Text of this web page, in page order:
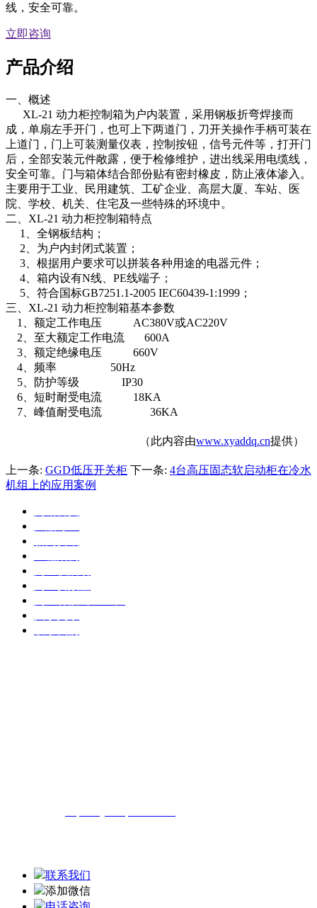
线，安全可靠。
立即咨询
产品介绍
一、概述
XL-21 动力柜控制箱为户内装置，采用钢板折弯焊接而
成，单扇左手开门，也可上下两道门，刀开关操作手柄可装在
上道门，门上可装测量仪表，控制按钮，信号元件等，打开门
后，全部安装元件敞露，便于检修维护，进出线采用电缆线，
安全可靠。门与箱体结合部份贴有密封橡皮，防止液体渗入。
主要用于工业、民用建筑、工矿企业、高层大厦、车站、医
院、学校、机关、住宅及一些特殊的环境中。
二、XL-21 动力柜控制箱特点
1、全钢板结构；
2、为户内封闭式装置；
3、根据用户要求可以拼装各种用途的电器元件；
4、箱内设有N线、PE线端子；
5、符合国标GB7251.1-2005 IEC60439-1:1999；
三、XL-21 动力柜控制箱基本参数
1、额定工作电压 AC380V或AC220V
2、至大额定工作电流 600A
3、额定绝缘电压 660V
4、频率 50Hz
5、防护等级 IP30
6、短时耐受电流 18KA
7、峰值耐受电流 36KA
（此内容由www.xyaddq.cn提供）
上一条: GGD低压开关柜 下一条: 4台高压固态软启动柜在冷水
机组上的应用案例
联系我们
添加微信